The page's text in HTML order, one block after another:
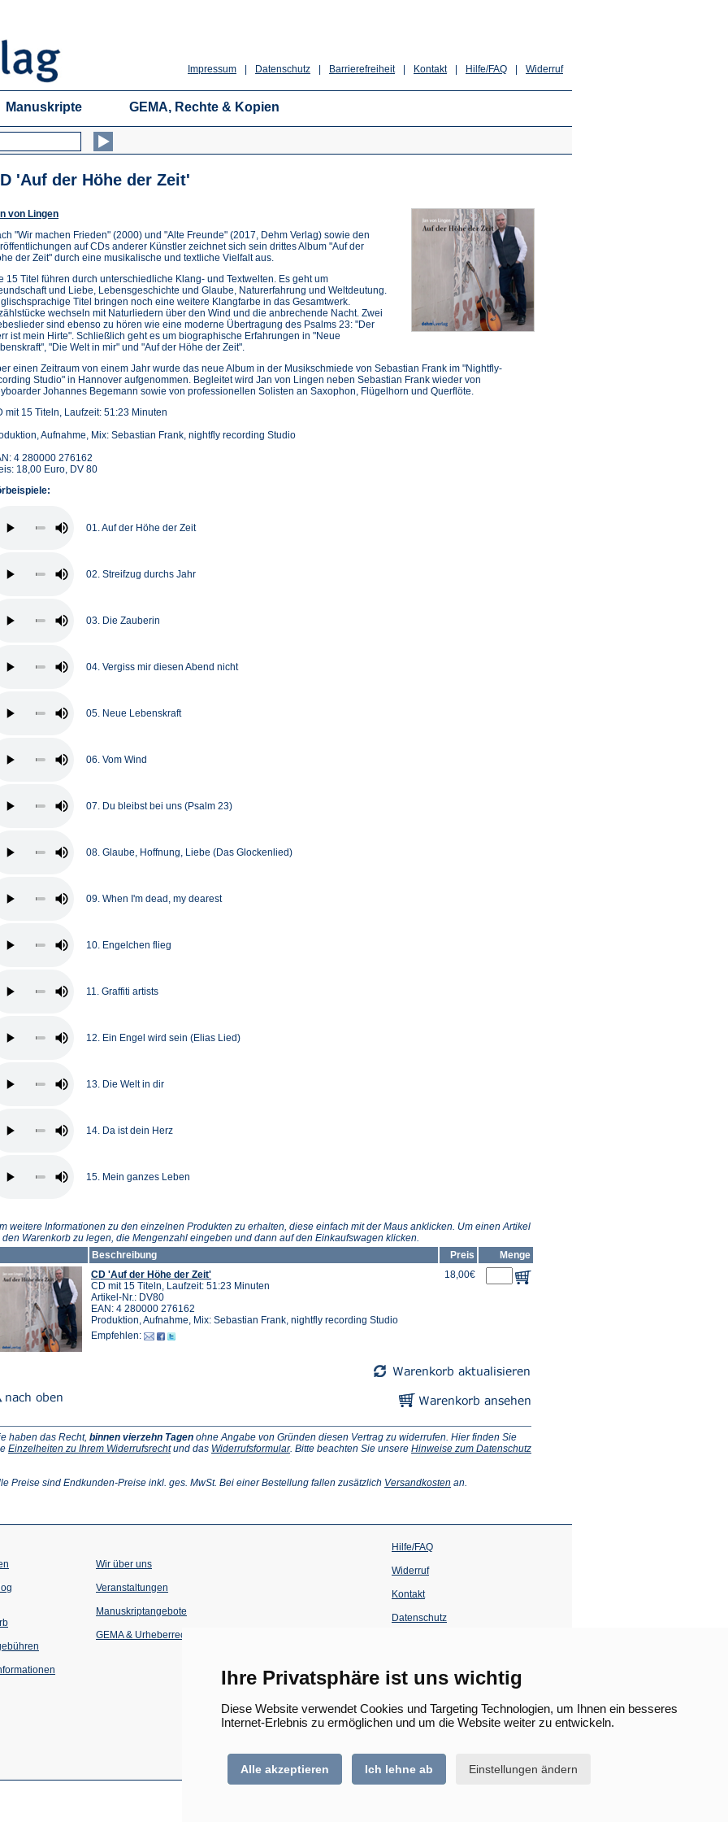
Ihre Privatsphäre ist uns wichtig
Diese Website verwendet Cookies und Targeting Technologien, um Ihnen ein besseres
Internet-Erlebnis zu ermöglichen und um die Website weiter zu entwickeln.
Alle akzeptieren Ich lehne ab Einstellungen ändern
Widerruf
Hilfe/FAQ
Kontakt
Barrierefreiheit
Datenschutz
Impressum
Manuskripte GEMA, Rechte & Kopien
'Auf der Höhe der Zeit'
von Lingen
"Wir machen Frieden" (2000) und "Alte Freunde" (2017, Dehm Verlag) sowie den
auf CDs anderer Künstler zeichnet sich sein drittes Album "Auf der
der Zeit" durch eine musikalische und textliche Vielfalt aus.
15 Titel führen durch unterschiedliche Klang- und Textwelten. Es geht um
und Liebe, Lebensgeschichte und Glaube, Naturerfahrung und Weltdeutung.
Titel bringen noch eine weitere Klangfarbe in das Gesamtwerk.
wechseln mit Naturliedern über den Wind und die anbrechende Nacht. Zwei
sind ebenso zu hören wie eine moderne Übertragung des Psalms 23: "Der
ist mein Hirte". Schließlich geht es um biographische Erfahrungen in "Neue
"Die Welt in mir" und "Auf der Höhe der Zeit".
einen Zeitraum von einem Jahr wurde das neue Album in der Musikschmiede von Sebastian Frank im "Nightfly-
Studio" in Hannover aufgenommen. Begleitet wird Jan von Lingen neben Sebastian Frank wieder von
Johannes Begemann sowie von professionellen Solisten an Saxophon, Flügelhorn und Querflöte.
mit 15 Titeln, Laufzeit: 51:23 Minuten
Aufnahme, Mix: Sebastian Frank, nightfly recording Studio
4 280000 276162
18,00 Euro, DV 80
01. Auf der Höhe der Zeit
02. Streifzug durchs Jahr
03. Die Zauberin
04. Vergiss mir diesen Abend nicht
05. Neue Lebenskraft
06. Vom Wind
07. Du bleibst bei uns (Psalm 23)
08. Glaube, Hoffnung, Liebe (Das Glockenlied)
09. When I'm dead, my dearest
10. Engelchen flieg
11. Graffiti artists
12. Ein Engel wird sein (Elias Lied)
13. Die Welt in dir
14. Da ist dein Herz
15. Mein ganzes Leben
weitere Informationen zu den einzelnen Produkten zu erhalten, diese einfach mit der Maus anklicken. Um einen Artikel
den Warenkorb zu legen, die Mengenzahl eingeben und dann auf den Einkaufswagen klicken.
Beschreibung
Preis
Menge
CD 'Auf der Höhe der Zeit'
CD mit 15 Titeln, Laufzeit: 51:23 Minuten
Artikel-Nr.: DV80
EAN: 4 280000 276162
Produktion, Aufnahme, Mix: Sebastian Frank, nightfly recording Studio
Empfehlen:
18,00€
haben das Recht, binnen vierzehn Tagen ohne Angabe von Gründen diesen Vertrag zu widerrufen. Hier finden Sie
Einzelheiten zu Ihrem Widerrufsrecht(Öffnet
neuen
und das Widerrufsformular(Öffnet
neuen
. Bitte beachten Sie unsere Hinweise zum Datenschutz
Preise sind Endkunden-Preise inkl. ges. MwSt. Bei einer Bestellung fallen zusätzlich Versandkosten (Öffnet
Tab)
an.
Wir über uns
Veranstaltungen
einem
Tab)
Manuskriptangebote
GEMA & Urheberrecht
Hilfe/FAQ
Widerruf
Kontakt
Datenschutz
einem
neuen